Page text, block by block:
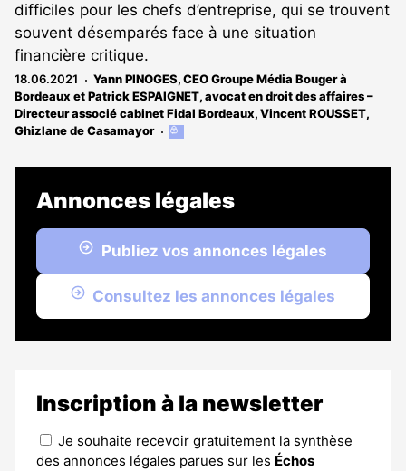
difficiles pour les chefs d’entreprise, qui se trouvent
souvent désemparés face à une situation
financière critique.
18.06.2021
Yann PINOGES, CEO Groupe Média Bouger à
Bordeaux et Patrick ESPAIGNET, avocat en droit des affaires –
Directeur associé cabinet Fidal Bordeaux,Vincent ROUSSET,
Ghizlane de Casamayor
Cet
est
aux
abonnés
Annonces légales
Publiez vos annonces légales
Consultez les annonces légales
Inscription à la newsletter
Je souhaite recevoir gratuitement la synthèse
des annonces légales parues sur les Échos